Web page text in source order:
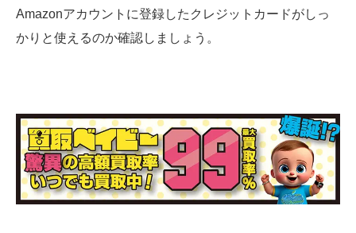
Amazonアカウントに登録したクレジットカードがしっ
かりと使えるのか確認しましょう。